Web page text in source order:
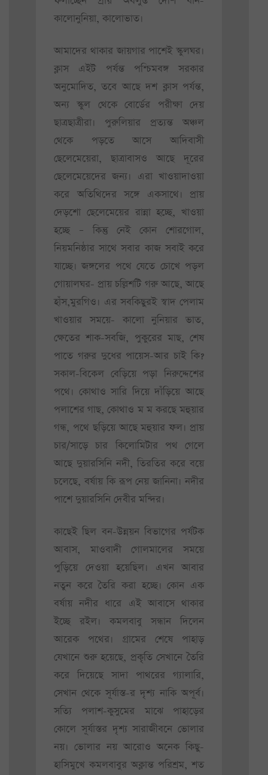
কালোনুনিয়া, কালোভাত।
আমাদের থাকার জায়গার পাশেই স্কুলঘর।
ক্লাস এইট পর্যন্ত পশ্চিমবঙ্গ সরকার
অনুমোদিত, তবে আছে দশ ক্লাস পর্যন্ত,
অন্য স্কুল থেকে বোর্ডের পরীক্ষা দেয়
ছাত্রছাত্রীরা। পুরুলিয়ার প্রত্যন্ত অঞ্চল
থেকে পড়তে আসে আদিবাসী
ছেলেমেয়েরা, ছাত্রাবাসও আছে দূরের
ছেলেমেয়েদের জন্য। এরা খাওয়াদাওয়া
করে অতিথিদের সঙ্গে একসাথে। প্রায়
দেড়শো ছেলেমেয়ের রান্না হচ্ছে, খাওয়া
হচ্ছে – কিন্তু নেই কোন শোরগোল,
নিয়মনিষ্ঠার সাথে সবার কাজ সবাই করে
যাচ্ছে। জঙ্গলের পথে যেতে চোখে পড়ল
গোয়ালঘর- প্রায় চল্লিশটি গরু আছে, আছে
হাঁস,মুরগিও। এর সবকিছুরই স্বাদ পেলাম
খাওয়ার সময়ে- কালো নুনিয়ার ভাত,
ক্ষেতের শাক-সবজি, পুকুরের মাছ, শেষ
পাতে গরুর দুধের পায়েস-আর চাই কি?
সকাল-বিকেল বেড়িয়ে পড়া নিরুদ্দেশের
পথে। কোথাও সারি দিয়ে দাঁড়িয়ে আছে
পলাশের গাছ, কোথাও ম ম করছে মহুয়ার
গন্ধ, পথে ছড়িয়ে আছে মহুয়ার ফল। প্রায়
চার/সাড়ে চার কিলোমিটার পথ গেলে
আছে দুয়ারসিনি নদী, তিরতির করে বয়ে
চলেছে, বর্ষায় কি রূপ নেয় জানিনা। নদীর
পাশে দুয়ারসিনি দেবীর মন্দির।
কাছেই ছিল বন-উন্নয়ন বিভাগের পর্যটক
আবাস, মাওবাদী গোলমালের সময়ে
পুড়িয়ে দেওয়া হয়েছিল। এখন আবার
নতুন করে তৈরি করা হচ্ছে। কোন এক
বর্ষায় নদীর ধারে এই আবাসে থাকার
ইচ্ছে রইল। কমলবাবু সন্ধান দিলেন
আরেক পথের। গ্রামের শেষে পাহাড়
যেখানে শুরু হয়েছে, প্রকৃতি সেখানে তৈরি
করে দিয়েছে সাদা পাথরের গ্যালারি,
সেখান থেকে সূর্যাস্ত-র দৃশ্য নাকি অপূর্ব।
সত্যি পলাশ-কুসুমের মাঝে পাহাড়ের
কোলে সূর্যাস্তর দৃশ্য সারাজীবনে ভোলার
নয়। ভোলার নয় আরোও অনেক কিছু-
হাসিমুখে কমলবাবুর অক্লান্ত পরিশ্রম, শত